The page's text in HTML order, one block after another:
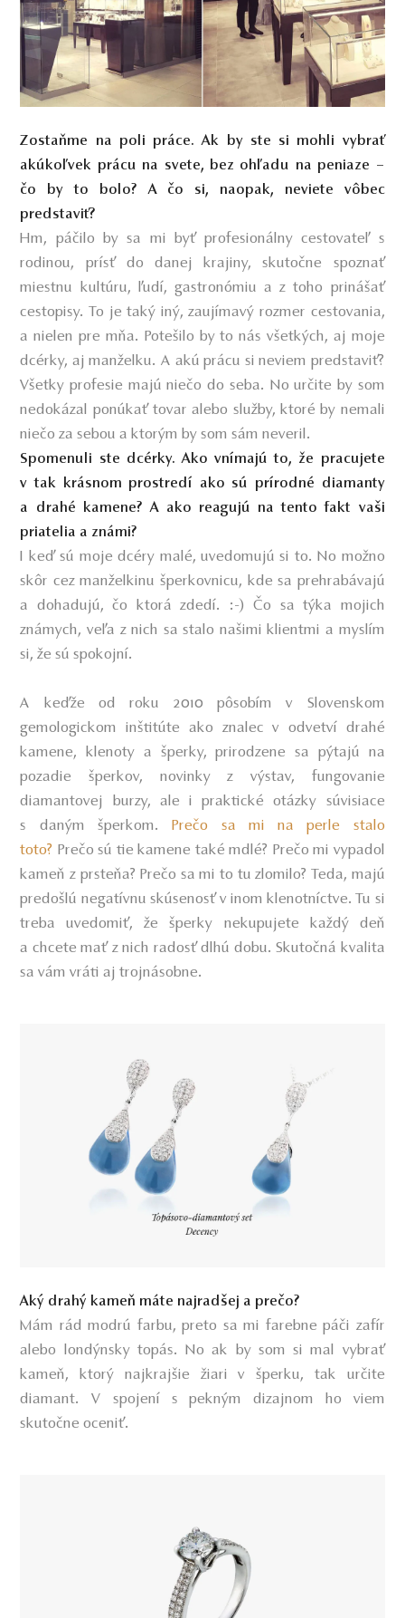
Zostaňme na poli práce. Ak by ste si mohli vybrať
akúkoľvek prácu na svete, bez ohľadu na peniaze –
čo by to bolo? A čo si, naopak, neviete vôbec
predstaviť?
Hm, páčilo by sa mi byť profesionálny cestovateľ s
rodinou, prísť do danej krajiny, skutočne spoznať
miestnu kultúru, ľudí, gastronómiu a z toho prinášať
cestopisy. To je taký iný, zaujímavý rozmer cestovania,
a nielen pre mňa. Potešilo by to nás všetkých, aj moje
dcérky, aj manželku. A akú prácu si neviem predstaviť?
Všetky profesie majú niečo do seba. No určite by som
nedokázal ponúkať tovar alebo služby, ktoré by nemali
niečo za sebou a ktorým by som sám neveril.
Spomenuli ste dcérky. Ako vnímajú to, že pracujete
v tak krásnom prostredí ako sú prírodné diamanty
a drahé kamene? A ako reagujú na tento fakt vaši
priatelia a známi?
I keď sú moje dcéry malé, uvedomujú si to. No možno
skôr cez manželkinu šperkovnicu, kde sa prehrabávajú
a dohadujú, čo ktorá zdedí. :-) Čo sa týka mojich
známych, veľa z nich sa stalo našimi klientmi a myslím
si, že sú spokojní.
A keďže od roku 2010 pôsobím v Slovenskom
gemologickom inštitúte ako znalec v odvetví drahé
kamene, klenoty a šperky, prirodzene sa pýtajú na
pozadie šperkov, novinky z výstav, fungovanie
diamantovej burzy, ale i praktické otázky súvisiace
s daným šperkom.Prečo sa mi na perle stalo
toto? Prečo sú tie kamene také mdlé? Prečo mi vypadol
kameň z prsteňa? Prečo sa mi to tu zlomilo? Teda, majú
predošlú negatívnu skúsenosť v inom klenotníctve. Tu si
treba uvedomiť, že šperky nekupujete každý deň
a chcete mať z nich radosť dlhú dobu. Skutočná kvalita
sa vám vráti aj trojnásobne.
Aký drahý kameň máte najradšej a prečo?
Mám rád modrú farbu, preto sa mi farebne páči zafír
alebo londýnsky topás. No ak by som si mal vybrať
kameň, ktorý najkrajšie žiari v šperku, tak určite
diamant. V spojení s pekným dizajnom ho viem
skutočne oceniť.